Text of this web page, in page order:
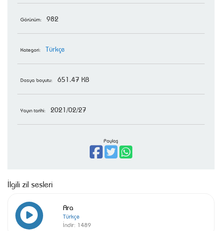
Görünüm: 982
Kategori: Türkçe
Dosya boyutu: 651.47 KB
Yayın tarihi: 2021/02/27
Paylaş
İlgili zil sesleri
Ara
Türkçe
İndir: 1489